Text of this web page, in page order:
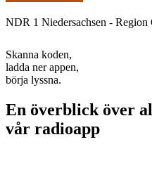
NDR 1 Niedersachsen - Region
Skanna koden,
ladda ner appen,
börja lyssna.
En överblick över
vår radioapp